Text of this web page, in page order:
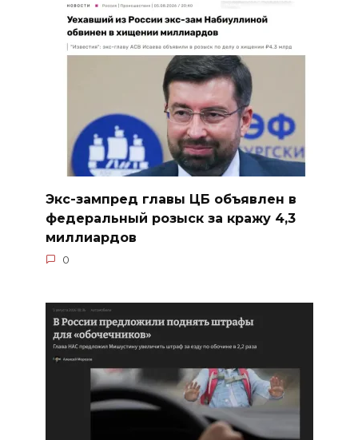
Экс-зампред главы ЦБ объявлен в
федеральный розыск за кражу 4,3
миллиардов
0